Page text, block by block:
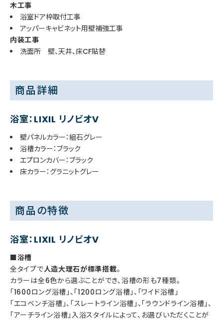
木工事
浴室ドア枠取付工事
アッパーキャビネット用壁補強工事
内装工事
洗面所 壁、天井、床CF貼替
商品詳細
浴室：LIXIL リノビオV
壁パネルカラー：組石グレー
浴槽カラー：ブラック
エプロンカバー：ブラック
床カラー：グラニットグレー
商品の特徴
浴室：LIXIL リノビオV
■浴槽
全タイプで人造大理石が標準搭載。
カラーは全6色から選ぶことができ、浴槽の形も7種類。
「1600ロング浴槽」、「1200ロング浴槽」、「ワイド浴槽」
「エコベンチ浴槽」、「スレートライン浴槽」、「ラウンドライン浴槽」、
「アーチライン浴槽」入浴スタイルによって、お選びいただくことが